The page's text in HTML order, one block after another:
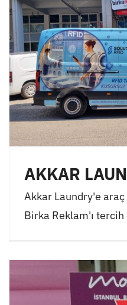
AKKAR
Akkar Laundry'e
Birka Reklam'ı